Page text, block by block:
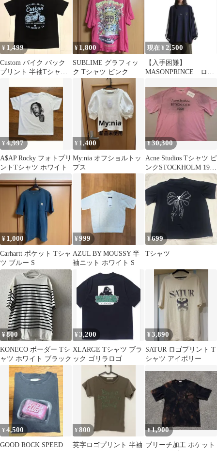
¥ 1,499
Custom バイク バック
プリント 半袖Tシャツ
¥ 1,800
SUBLIME グラフィッ
ク Tシャツ ピンク
現在 ¥ 2,500
【入手困難】
MASONPRINCE ロン
¥4,997
A$AP Rocky フォトプリ
ントTシャツ ホワイト
¥ 1,400
My:nia オフショルトッ
プス
¥30,300
Acne Studios Tシャツ ピ
ンクSTOCKHOLM 1996
Mサイズ
¥ 1,000
Carhartt ポケット Tシャ
ツ ブルー S
¥999
AZUL BY MOUSSY 半
袖ニット ホワイト S
¥699
Tシャツ
¥800
KONECO ボーダー Tシ
ャツ ホワイト ブラック
¥ 3,200
XLARGE Tシャツ ブラ
ック ゴリラロゴ
¥3,890
SATUR ロゴプリント T
シャツ アイボリー
¥4,500
GOOD ROCK SPEED
¥800
英字ロゴプリント 半袖
¥1,900
ブリーチ加工 ポケット